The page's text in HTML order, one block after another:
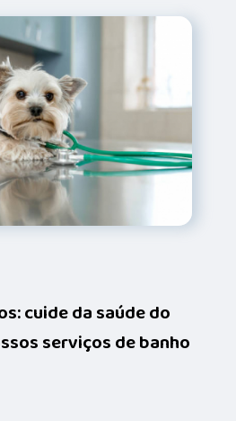
cuide da saúde do
serviços de banho